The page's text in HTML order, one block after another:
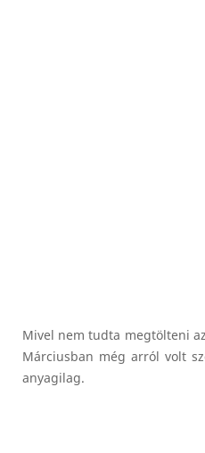
Mivel nem tudta megtölteni
Márciusban még arról volt
anyagilag.